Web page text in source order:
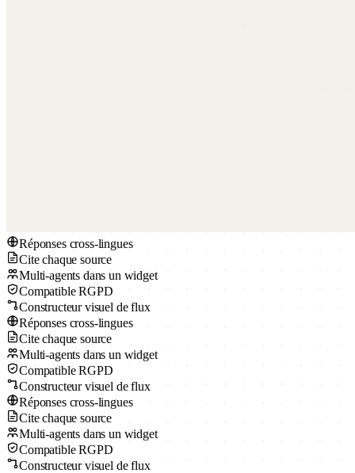
Réponses cross-lingues
Cite chaque source
Multi-agents dans un widget
Compatible RGPD
Constructeur visuel de flux
Réponses cross-lingues
Cite chaque source
Multi-agents dans un widget
Compatible RGPD
Constructeur visuel de flux
Réponses cross-lingues
Cite chaque source
Multi-agents dans un widget
Compatible RGPD
Constructeur visuel de flux